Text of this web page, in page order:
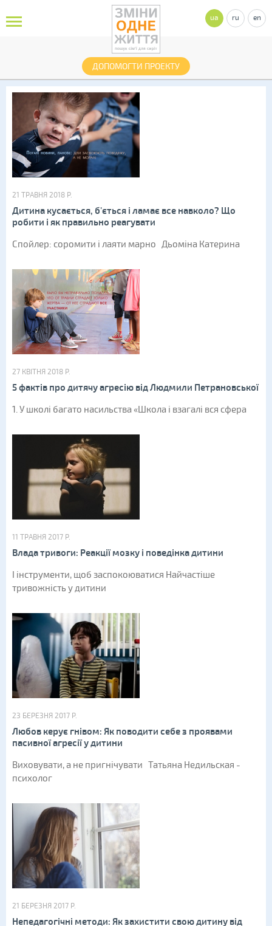
ДОПОМОГТИ ПРОЕКТУ
ua ru en
21 ТРАВНЯ 2018 Р.
Дитина кусається, б'ється і ламає все навколо? Що
робити і як правильно реагувати
Спойлер: соромити і лаяти марно Дьоміна Катерина
27 КВІТНЯ 2018 Р.
5 фактів про дитячу агресію від Людмили Петрановської
1. У школі багато насильства «Школа і взагалі вся сфера
11 ТРАВНЯ 2017 Р.
Влада тривоги: Реакції мозку і поведінка дитини
І інструменти, щоб заспокоюватися Найчастіше
тривожність у дитини
23 БЕРЕЗНЯ 2017 Р.
Любов керує гнівом: Як поводити себе з проявами
пасивної агресії у дитини
Виховувати, а не пригнічувати Татьяна Недильская -
психолог
21 БЕРЕЗНЯ 2017 Р.
Непедагогічні методи: Як захистити свою дитину від